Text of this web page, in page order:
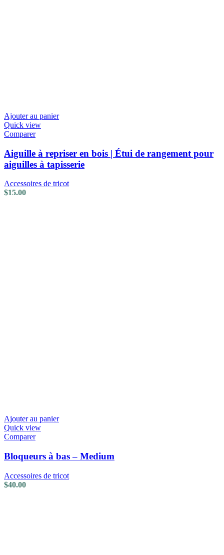
Ajouter au panier
Quick view
Comparer
Aiguille à repriser en bois | Étui de rangement pour
aiguilles à tapisserie
Accessoires de tricot
$15.00
Ajouter au panier
Quick view
Comparer
Bloqueurs à bas – Medium
Accessoires de tricot
$40.00